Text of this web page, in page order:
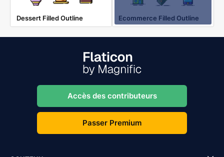
Dessert Filled Outline Ecommerce Filled Outline
Accès des contributeurs
Passer Premium